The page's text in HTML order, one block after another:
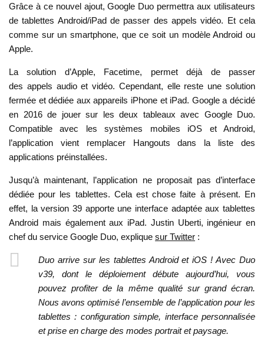
Grâce à ce nouvel ajout, Google Duo permettra aux utilisateurs
de tablettes Android/iPad de passer des appels vidéo. Et cela
comme sur un smartphone, que ce soit un modèle Android ou
Apple.
La solution d’Apple, Facetime, permet déjà de passer
des appels audio et vidéo. Cependant, elle reste une solution
fermée et dédiée aux appareils iPhone et iPad. Google a décidé
en 2016 de jouer sur les deux tableaux avec Google Duo.
Compatible avec les systèmes mobiles iOS et Android,
l’application vient remplacer Hangouts dans la liste des
applications préinstallées.
Jusqu’à maintenant, l’application ne proposait pas d’interface
dédiée pour les tablettes. Cela est chose faite à présent. En
effet, la version 39 apporte une interface adaptée aux tablettes
Android mais également aux iPad. Justin Uberti, ingénieur en
chef du service Google Duo, explique sur Twitter :
Duo arrive sur les tablettes Android et iOS ! Avec Duo
v39, dont le déploiement débute aujourd’hui, vous
pouvez profiter de la même qualité sur grand écran.
Nous avons optimisé l’ensemble de l’application pour les
tablettes : configuration simple, interface personnalisée
et prise en charge des modes portrait et paysage.